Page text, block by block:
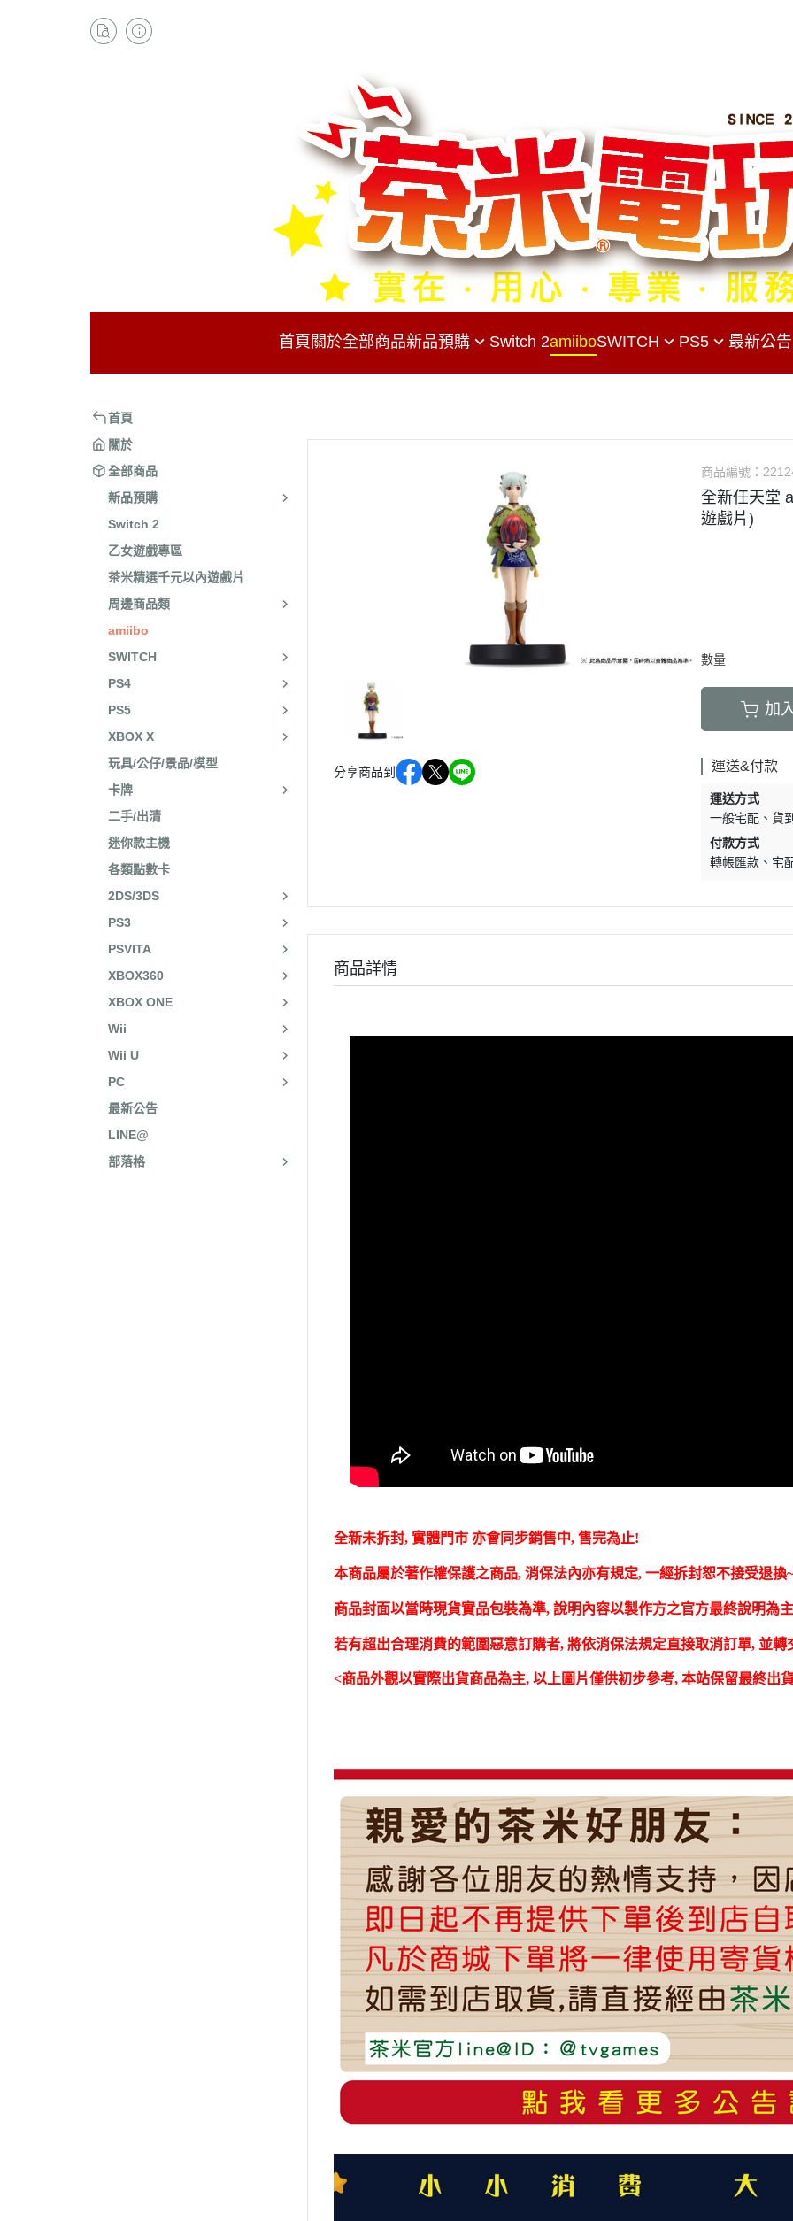
首頁 關於全部商品新品預購
amiibo
Switch 2amiiboSWITCH
Switch 遊戲
PS5 最新公告
首頁
關於
全部商品
新品預購
Switch 2
乙女遊戲專區
茶米精選千元以內遊戲片
周邊商品類
amiibo
SWITCH
PS4
PS5
XBOX X
玩具/公仔/景品/模型
卡牌
二手/出清
迷你款主機
各類點數卡
2DS/3DS
PS3
PSVITA
XBOX360
XBOX ONE
Wii
Wii U
PC
最新公告
LINE@
部落格
分享商品到
商品編號：
全新任天堂
遊戲片)
數量
加
運送&付款
運送方式
一般宅配
貨
付款方式
轉帳匯款
宅
商品詳情
全新未拆封, 實體門市 亦會同步銷售中, 售完為止!
本商品屬於著作權保護之商品, 消保法內亦有規定, 一經拆封恕不接受退換~
商品封面以當時現貨實品包裝為準, 說明內容以製作方之官方最終說明為
若有超出合理消費的範圍惡意訂購者, 將依消保法規定直接取消訂單, 並轉
<商品外觀以實際出貨商品為主, 以上圖片僅供初步參考, 本站保留最終出